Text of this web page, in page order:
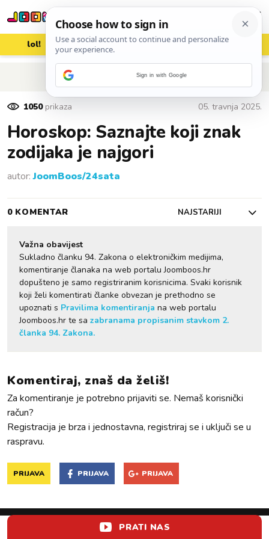
lol! aww vrh! woot?!
POVRATAK NA ČLANAK
1050prikaza 05. travnja 2025.
Horoskop: Saznajte koji znak
zodijaka je najgori
autor:JoomBoos/24sata
0 KOMENTAR NAJSTARIJI
Važna obavijest
Sukladno članku 94. Zakona o elektroničkim medijima,
komentiranje članaka na web portalu Joomboos.hr
dopušteno je samo registriranim korisnicima. Svaki korisnik
koji želi komentirati članke obvezan je prethodno se
upoznati s Pravilima komentiranja na web portalu
Joomboos.hr te sa zabranama propisanim stavkom 2.
članka 94. Zakona.
Komentiraj, znaš da želiš!
Za komentiranje je potrebno prijaviti se. Nemaš korisnički
račun?
Registracija je brza i jednostavna, registriraj se i uključi se u
raspravu.
PRIJAVA PRIJAVA PRIJAVA
PRATI NAS
Sign in with Google